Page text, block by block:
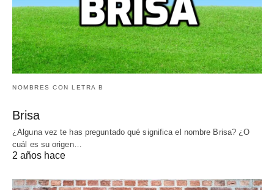
NOMBRES CON LETRA B
Brisa
¿Alguna vez te has preguntado qué significa el nombre Brisa? ¿O
cuál es su origen…
2 años hace